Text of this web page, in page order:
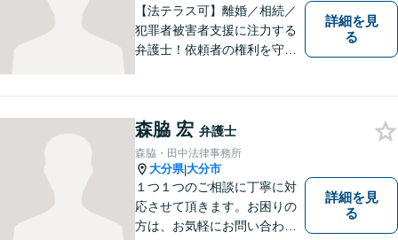
【法テラス可】離婚／相続／
犯罪者被害者支援に注力する
弁護士！依頼者の権利を守
詳細を見
る
森脇 宏 弁護士
森脇・田中法律事務所
大分県|大分市
１つ１つのご相談に丁寧に対
応させて頂きます。お困りの
方は、お気軽にお問い合わせ
詳細を見
る